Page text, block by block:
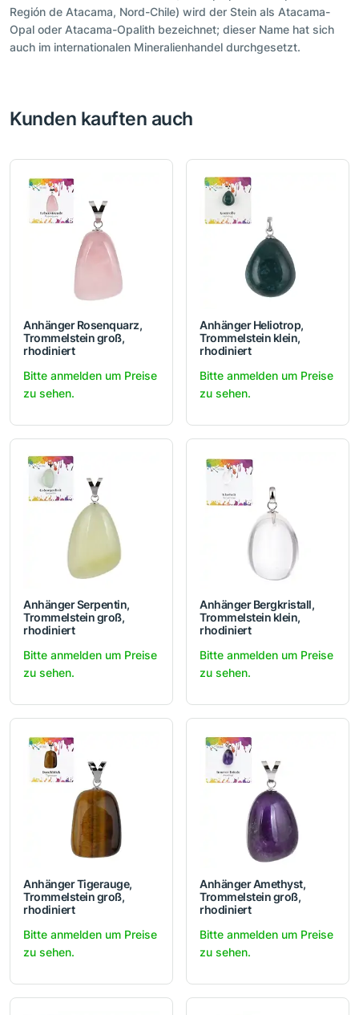
Región de Atacama, Nord-Chile) wird der Stein als Atacama-
Opal oder Atacama-Opalith bezeichnet; dieser Name hat sich
auch im internationalen Mineralienhandel durchgesetzt.
Kunden kauften auch
Anhänger Rosenquarz,
Trommelstein groß,
rhodiniert
Bitte anmelden um Preise
zu sehen.
Anhänger Heliotrop,
Trommelstein klein,
rhodiniert
Bitte anmelden um Preise
zu sehen.
Anhänger Serpentin,
Trommelstein groß,
rhodiniert
Bitte anmelden um Preise
zu sehen.
Anhänger Bergkristall,
Trommelstein klein,
rhodiniert
Bitte anmelden um Preise
zu sehen.
Anhänger Tigerauge,
Trommelstein groß,
rhodiniert
Bitte anmelden um Preise
zu sehen.
Anhänger Amethyst,
Trommelstein groß,
rhodiniert
Bitte anmelden um Preise
zu sehen.